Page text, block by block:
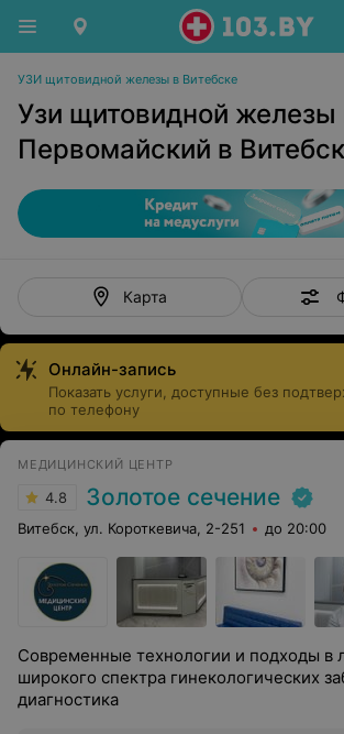
УЗИ щитовидной железы в Витебске
Узи щитовидной железы
Первомайский в
Карта
Онлайн-запись
Показать услуги, доступные без
по телефону
МЕДИЦИНСКИЙ ЦЕНТР
4.8 Золотое сечение
Витебск, ул. Короткевича, 2-251 до 20:00
Современные технологии и подходы в
широкого спектра гинекологических
диагностика